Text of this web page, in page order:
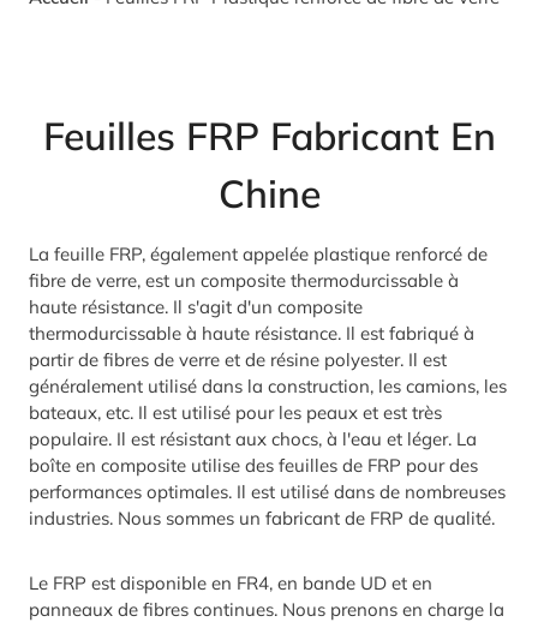
Feuilles FRP Fabricant En
Chine
La feuille FRP, également appelée plastique renforcé de
fibre de verre, est un composite thermodurcissable à
haute résistance. Il s'agit d'un composite
thermodurcissable à haute résistance. Il est fabriqué à
partir de fibres de verre et de résine polyester. Il est
généralement utilisé dans la construction, les camions, les
bateaux, etc. Il est utilisé pour les peaux et est très
populaire. Il est résistant aux chocs, à l'eau et léger. La
boîte en composite utilise des feuilles de FRP pour des
performances optimales. Il est utilisé dans de nombreuses
industries. Nous sommes un fabricant de FRP de qualité.
Le FRP est disponible en FR4, en bande UD et en
panneaux de fibres continues. Nous prenons en charge la